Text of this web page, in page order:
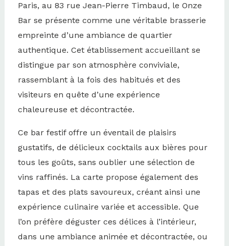
Paris, au 83 rue Jean-Pierre Timbaud, le Onze
Bar se présente comme une véritable brasserie
empreinte d’une ambiance de quartier
authentique. Cet établissement accueillant se
distingue par son atmosphère conviviale,
rassemblant à la fois des habitués et des
visiteurs en quête d’une expérience
chaleureuse et décontractée.
Ce bar festif offre un éventail de plaisirs
gustatifs, de délicieux cocktails aux bières pour
tous les goûts, sans oublier une sélection de
vins raffinés. La carte propose également des
tapas et des plats savoureux, créant ainsi une
expérience culinaire variée et accessible. Que
l’on préfère déguster ces délices à l’intérieur,
dans une ambiance animée et décontractée, ou